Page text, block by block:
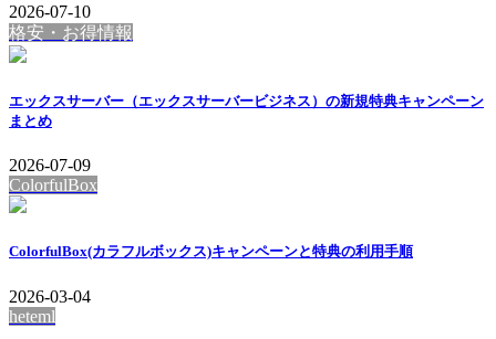
2026-07-10
格安・お得情報
エックスサーバー（エックスサーバービジネス）の新規特典キャンペーン
まとめ
2026-07-09
ColorfulBox
ColorfulBox(カラフルボックス)キャンペーンと特典の利用手順
2026-03-04
heteml